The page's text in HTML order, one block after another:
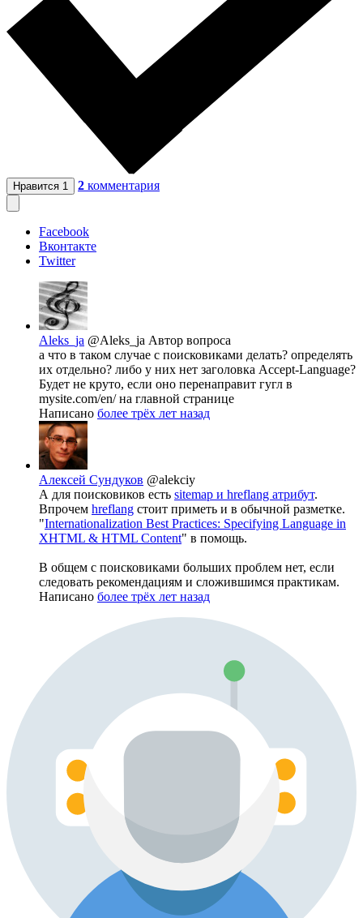
Нравится 1 2 комментария
Facebook
Вконтакте
Twitter
Aleks_ja @Aleks_ja Автор вопроса
а что в таком случае с поисковиками делать? определять
их отдельно? либо у них нет заголовка Accept-Language?
Будет не круто, если оно перенаправит гугл в
mysite.com/en/ на главной странице
Написано более трёх лет назад
Алексей Сундуков @alekciy
А для поисковиков есть sitemap и hreflang атрибут.
Впрочем hreflang стоит приметь и в обычной разметке.
"Internationalization Best Practices: Specifying Language in
XHTML & HTML Content" в помощь.
В общем с поисковиками больших проблем нет, если
следовать рекомендациям и сложившимся практикам.
Написано более трёх лет назад